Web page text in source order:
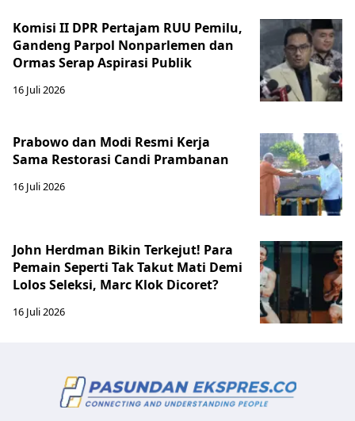
Komisi II DPR Pertajam RUU Pemilu,
Gandeng Parpol Nonparlemen dan
Ormas Serap Aspirasi Publik
16 Juli 2026
Prabowo dan Modi Resmi Kerja
Sama Restorasi Candi Prambanan
16 Juli 2026
John Herdman Bikin Terkejut! Para
Pemain Seperti Tak Takut Mati Demi
Lolos Seleksi, Marc Klok Dicoret?
16 Juli 2026